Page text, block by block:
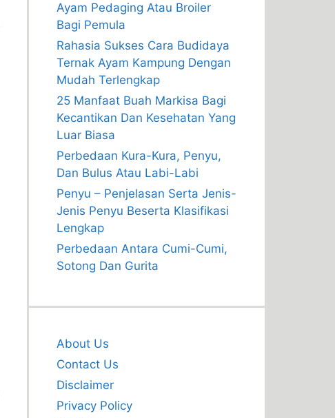
Ayam Pedaging Atau Broiler
Bagi Pemula
Rahasia Sukses Cara Budidaya
Ternak Ayam Kampung Dengan
Mudah Terlengkap
25 Manfaat Buah Markisa Bagi
Kecantikan Dan Kesehatan Yang
Luar Biasa
Perbedaan Kura-Kura, Penyu,
Dan Bulus Atau Labi-Labi
Penyu – Penjelasan Serta Jenis-
Jenis Penyu Beserta Klasifikasi
Lengkap
Perbedaan Antara Cumi-Cumi,
Sotong Dan Gurita
About Us
Contact Us
Disclaimer
Privacy Policy